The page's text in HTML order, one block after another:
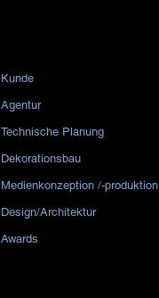
Kunde
Agentur
Technische Planung
Dekorationsbau
Medienkonzeption /-produktion
Design/Architektur
Awards